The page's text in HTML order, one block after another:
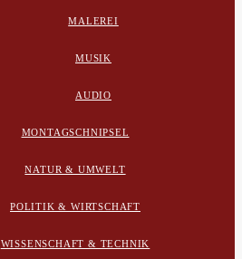
MALEREI
MUSIK
AUDIO
MONTAGSCHNIPSEL
NATUR & UMWELT
POLITIK & WIRTSCHAFT
WISSENSCHAFT & TECHNIK